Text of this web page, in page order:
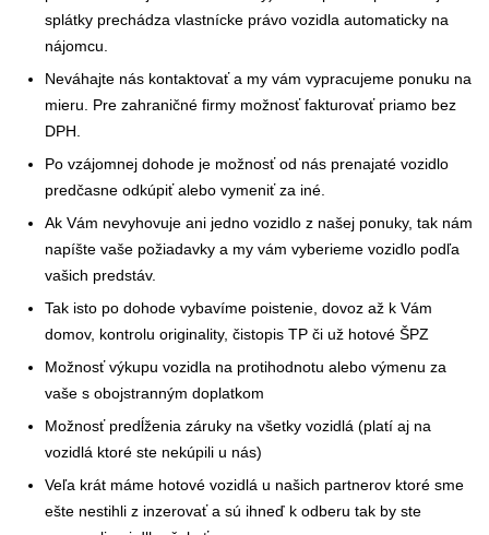
splátky prechádza vlastnícke právo vozidla automaticky na
nájomcu.
Neváhajte nás kontaktovať a my vám vypracujeme ponuku na
mieru. Pre zahraničné firmy možnosť fakturovať priamo bez
DPH.
Po vzájomnej dohode je možnosť od nás prenajaté vozidlo
predčasne odkúpiť alebo vymeniť za iné.
Ak Vám nevyhovuje ani jedno vozidlo z našej ponuky, tak nám
napíšte vaše požiadavky a my vám vyberieme vozidlo podľa
vašich predstáv.
Tak isto po dohode vybavíme poistenie, dovoz až k Vám
domov, kontrolu originality, čistopis TP či už hotové ŠPZ
Možnosť výkupu vozidla na protihodnotu alebo výmenu za
vaše s obojstranným doplatkom
Možnosť predĺženia záruky na všetky vozidlá (platí aj na
vozidlá ktoré ste nekúpili u nás)
Veľa krát máme hotové vozidlá u našich partnerov ktoré sme
ešte nestihli z inzerovať a sú ihneď k odberu tak by ste